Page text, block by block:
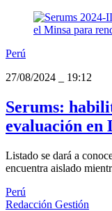
Perú
27/08/2024
19:12
Serums:
evaluación en
Listado se dará a
encuentra aislado
Perú
Redacción Gestión